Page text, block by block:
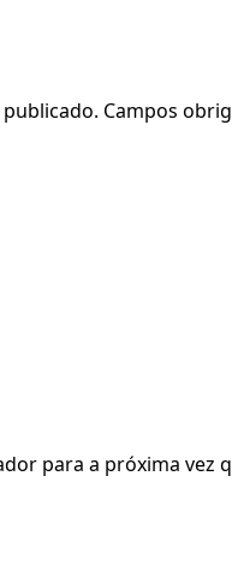
Campos
para a próxima vez